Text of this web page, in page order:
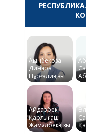
Ақынбекова
Динара
Нұрғалиқызы
Айдарбек
Қарлығаш
Жамалбекқызы